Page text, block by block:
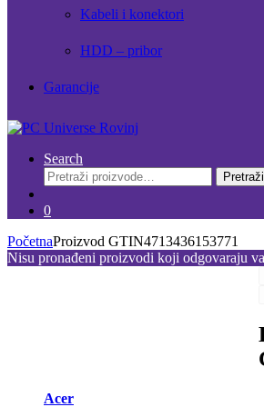
Kabeli i konektori
HDD – pribor
Garancije
Search
Pretraži:
Pretraži
0
PočetnaProizvod GTIN4713436153771
Nisu pronađeni proizvodi koji odgovaraju
Acer